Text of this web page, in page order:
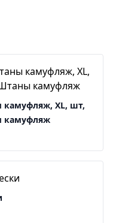
камуфляж, XL, шт,
камуфляж